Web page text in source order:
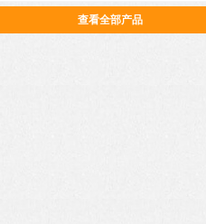
查看全部产品